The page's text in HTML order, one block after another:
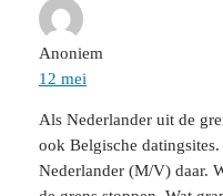
Anoniem
12 mei
Als Nederlander uit de
ook Belgische
Nederlander (M/V) daar.